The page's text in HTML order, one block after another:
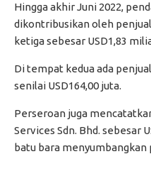
Hingga akhir Juni 2022,
dikontribusikan oleh
ketiga sebesar USD1,83
Di tempat kedua ada
senilai USD164,00 juta.
Perseroan juga
Services Sdn. Bhd. sebesar
batu bara menyumbangkan